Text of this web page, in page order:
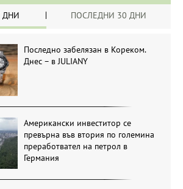
ДНИ ПОСЛЕДНИ 30 ДНИ
Последно забелязан в Кореком.
Днес – в JULIANY
Американски инвеститор се
превърна във втория по големина
преработвател на петрол в
Германия